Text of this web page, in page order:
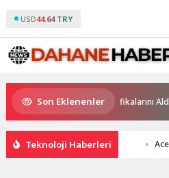
USD44.64 TRY
Son Eklenenler
Yüzücüleri Sertifikalarını Aldı
Teknoloji Haberleri